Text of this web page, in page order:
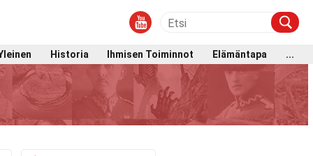
Historia Ihmisen Toiminnot Elämäntapa ...